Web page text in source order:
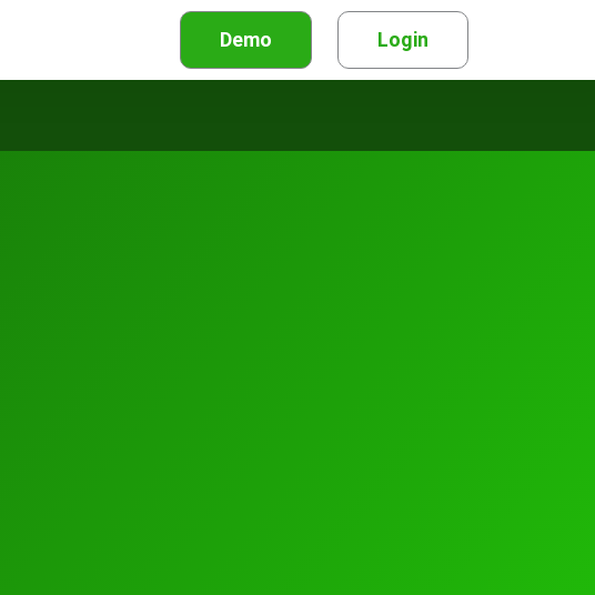
Demo Login